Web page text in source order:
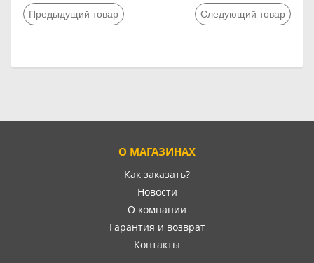
Предыдущий товар Следующий товар
О МАГАЗИНАХ
Как заказать?
Новости
О компании
Гарантия и возврат
Контакты